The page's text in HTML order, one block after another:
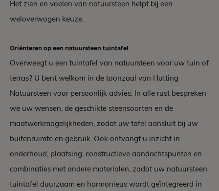
Het zien en voelen van natuursteen helpt bij een
weloverwogen keuze.
Oriënteren op een natuursteen tuintafel
Overweegt u een tuintafel van natuursteen voor uw tuin of
terras? U bent welkom in de toonzaal van Hutting
Natuursteen voor persoonlijk advies. In alle rust bespreken
we uw wensen, de geschikte steensoorten en de
maatwerkmogelijkheden, zodat uw tafel aansluit bij uw
buitenruimte en gebruik. Ook ontvangt u inzicht in
onderhoud, plaatsing, constructieve aandachtspunten en
combinaties met andere materialen, zodat uw natuursteen
tuintafel duurzaam en harmonieus wordt geïntegreerd in